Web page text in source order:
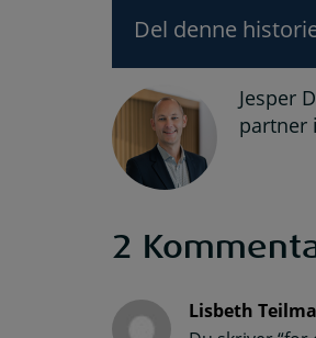
Del denne
Jesper
partner
2
Lisbeth